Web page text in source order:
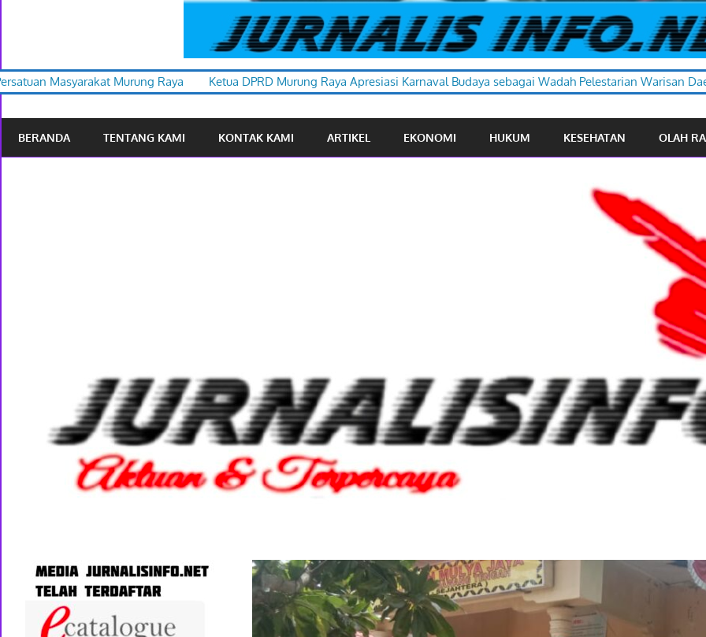
Raya Ketua DPRD Murung Raya Apresiasi Karnaval Budaya sebagai Wadah Pelestarian Warisan Daerah
BERANDA TENTANG KAMI KONTAK KAMI ARTIKEL EKONOMI HUKUM KESEHATAN OLAH